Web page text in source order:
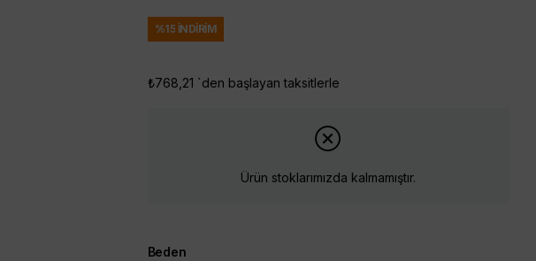
%15 İNDIRIM
₺768,21 `den başlayan taksitlerle
Ürün stoklarımızda kalmamıştır.
Beden